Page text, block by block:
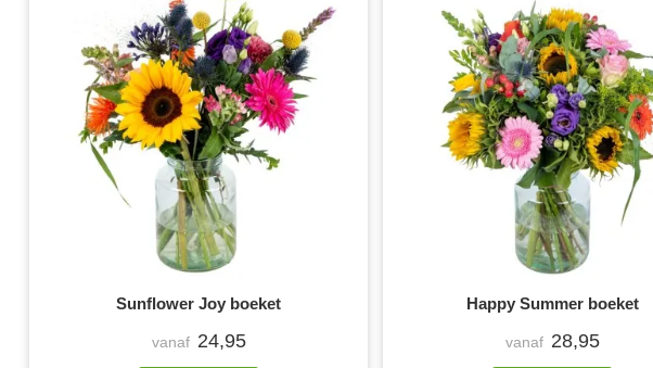
Sunflower Joy boeket
vanaf 24,95
Happy Summer boeket
vanaf 28,95